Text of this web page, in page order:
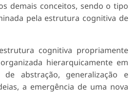
demais conceitos, sendo o tipo
pela estrutura cognitiva de
cognitiva propriamente
hierarquicamente em
abstração, generalização e
a emergência de uma nova